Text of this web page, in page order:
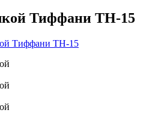
Тиффани ТН-15